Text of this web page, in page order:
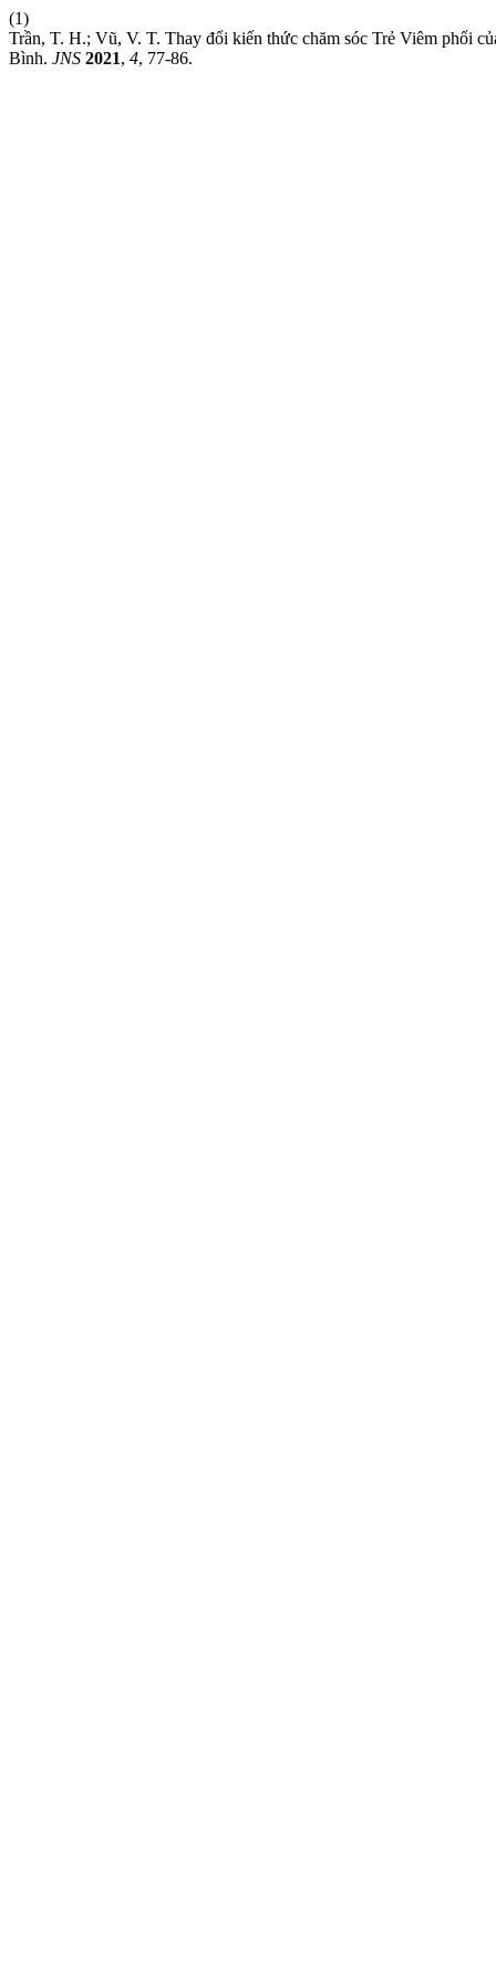
(1)
Trần, T. H.; Vũ, V. T. Thay đổi kiến thức chăm sóc Trẻ Viêm phổi
Bình. JNS 2021, 4, 77-86.